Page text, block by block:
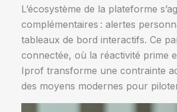
L’écosystème de la plateforme
complémentaires : alertes
tableaux de bord interactifs. Ce
connectée, où la réactivité prime
Iprof transforme une contrainte
des moyens modernes pour